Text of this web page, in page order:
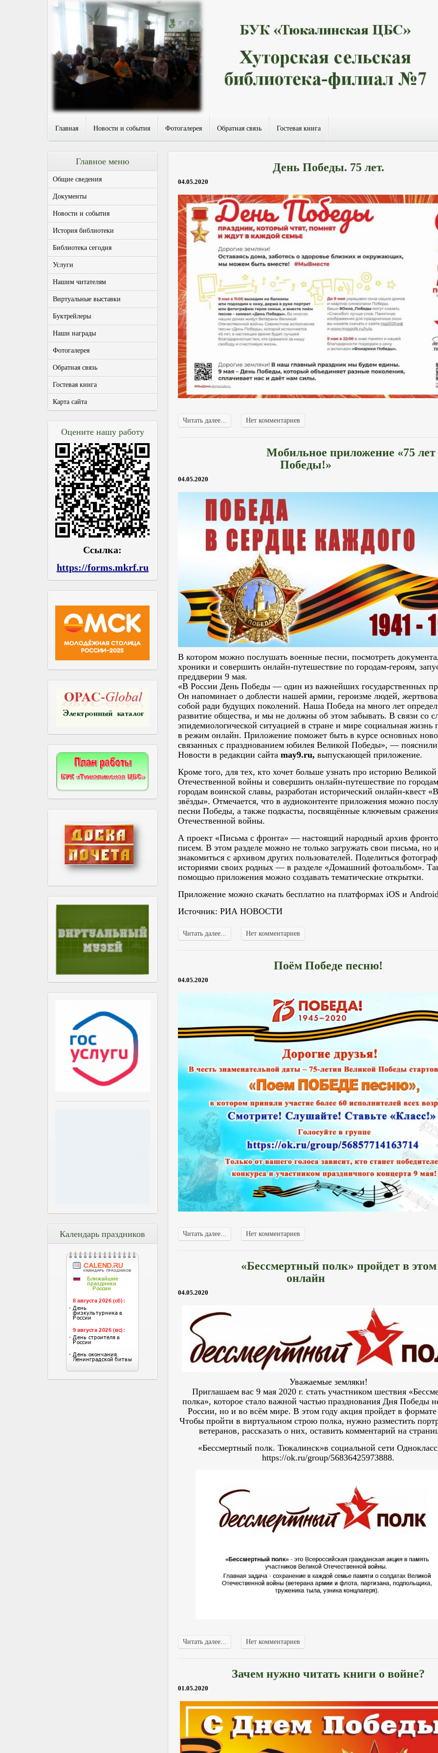
Главная Новости и события Фотогалерея Обратная связь Гостевая книга
День Победы. 75 лет.
04.05.2020
Читать далее... Нет комментариев
Мобильное приложение «75 лет
Победы!»
04.05.2020
В котором можно послушать военные песни, посмотреть
хроники и совершить онлайн‑путешествие по городам‑героям,
преддверии 9 мая.
«В России День Победы — один из важнейших государственных
Он напоминает о доблести нашей армии, героизме людей,
собой ради будущих поколений. Наша Победа на много лет
развитие общества, и мы не должны об этом забывать. В связи со
эпидемиологической ситуацией в стране и мире социальная жизнь
в режим онлайн. Приложение поможет быть в курсе основных
связанных с празднованием юбилея Великой Победы», —
Новости в редакции сайта may9.ru, выпускающей приложение.
Кроме того, для тех, кто хочет больше узнать про историю Великой
Отечественной войны и совершить онлайн‑путешествие по
городам воинской славы, разработан исторический онлайн‑квест
звёзды». Отмечается, что в аудиоконтенте приложения можно
песни Победы, а также подкасты, посвящённые ключевым
Отечественной войны.
А проект «Письма с фронта» — настоящий народный архив
писем. В этом разделе можно не только загружать свои письма, но
знакомиться с архивом других пользователей. Поделиться
историями своих родных — в разделе «Домашний фотоальбом».
помощью приложения можно создавать тематические открытки.
Приложение можно скачать бесплатно на платформах iOS и
Источник: РИА НОВОСТИ
Читать далее... Нет комментариев
Поём Победе песню!
04.05.2020
Читать далее... Нет комментариев
«Бессмертный полк» пройдет в этом
онлайн
04.05.2020
Уважаемые земляки!
Приглашаем вас 9 мая 2020 г. стать участником шествия
полка», которое стало важной частью празднования Дня Победы
России, но и во всём мире. В этом году акция пройдет в
Чтобы пройти в виртуальном строю полка, нужно разместить
ветеранов, рассказать о них, оставить комментарий на
«Бессмертный полк. Тюкалинск»в социальной сети
https://ok.ru/group/56836425973888.
Читать далее... Нет комментариев
Зачем нужно читать книги о войне?
01.05.2020
Главное меню
Общие сведения
Документы
Новости и события
История библиотеки
Библиотека сегодня
Услуги
Нашим читателям
Виртуальные выставки
Буктрейлеры
Наши награды
Фотогалерея
Обратная связь
Гостевая книга
Карта сайта
Оцените нашу работу
Ссылка:
https://forms.mkrf.ru
Календарь праздников